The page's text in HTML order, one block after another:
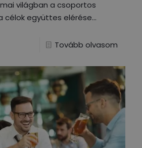
világban a csoportos
célok együttes elérése
Tovább olvasom